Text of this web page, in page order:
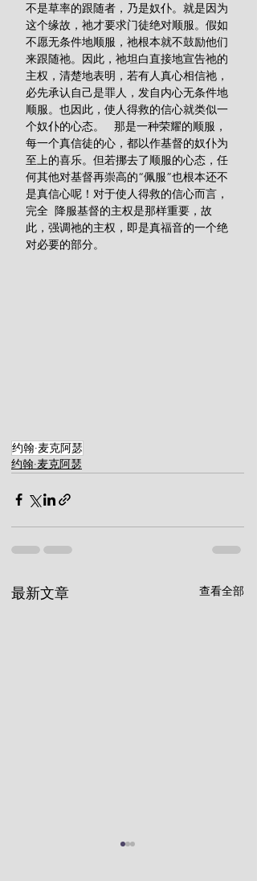
不是草率的跟随者，乃是奴仆。就是因为
这个缘故，祂才要求门徒绝对顺服。假如
不愿无条件地顺服，祂根本就不鼓励他们
来跟随祂。因此，祂坦白直接地宣告祂的
主权，清楚地表明，若有人真心相信祂，
必先承认自己是罪人，发自内心无条件地
顺服。也因此，使人得救的信心就类似一
个奴仆的心态。   那是一种荣耀的顺服，
每一个真信徒的心，都以作基督的奴仆为
至上的喜乐。但若挪去了顺服的心态，任
何其他对基督再崇高的“佩服”也根本还不
是真信心呢！对于使人得救的信心而言，
完全  降服基督的主权是那样重要，故
此，强调祂的主权，即是真福音的一个绝
对必要的部分。
约翰·麦克阿瑟
约翰·麦克阿瑟
最新文章 查看全部